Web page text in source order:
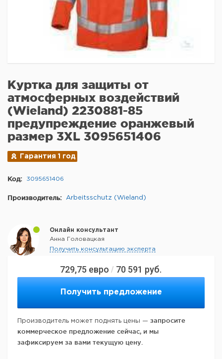
729,75 евро / 70 591 руб.
Получить предложение
Производитель может поднять цены — запросите
коммерческое предложение сейчас, и мы
зафиксируем за вами текущую цену.
Куртка для защиты от
атмосферных воздействий
(Wieland) 2230881-85
предупреждение оранжевый
размер 3XL 3095651406
Гарантия 1 год
Код: 3095651406
Производитель: Arbeitsschutz (Wieland)
Онлайн консультант
Анна Головацкая
Получить консультацию эксперта